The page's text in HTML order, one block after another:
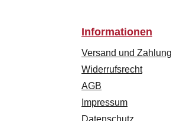
Informationen
Versand und Zahlung
Widerrufsrecht
AGB
Impressum